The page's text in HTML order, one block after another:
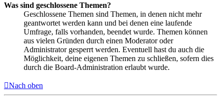
Was sind geschlossene Themen?
Geschlossene Themen sind Themen, in denen nicht mehr
geantwortet werden kann und bei denen eine laufende
Umfrage, falls vorhanden, beendet wurde. Themen können
aus vielen Gründen durch einen Moderator oder
Administrator gesperrt werden. Eventuell hast du auch die
Möglichkeit, deine eigenen Themen zu schließen, sofern dies
durch die Board-Administration erlaubt wurde.
Nach oben